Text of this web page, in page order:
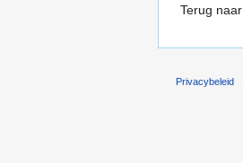
Terug naar
Privacybeleid